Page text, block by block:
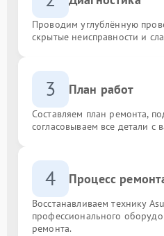
Проводим углублённую
скрытые неисправности и
3 План работ
Составляем план ремонта,
согласовываем все детали с
4 Процесс
Восстанавливаем технику
профессионального
ремонта.